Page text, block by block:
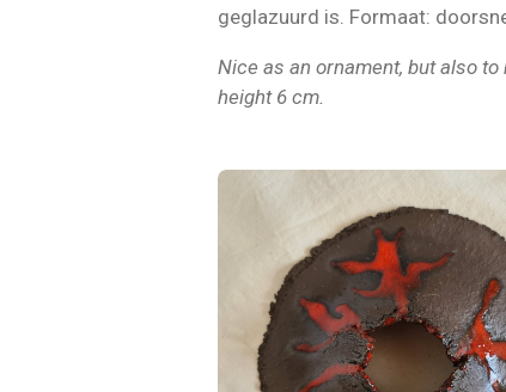
geglazuurd is. Formaat:
Nice as an ornament, but also
height 6 cm.